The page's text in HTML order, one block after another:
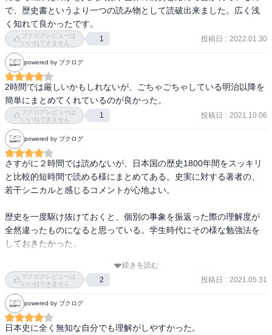
で、歴史書というより一つの読み物として読破出来ました。広く浅
く知れて良かったです。
ブクログレビューは
いいねできません
1 投稿日 : 2022.01.30
powered by ブクログ
2時間では厳しいかもしれないが、ごちゃごちゃしている明治以降を
簡単にまとめてくれているのが良かった。
ブクログレビューは
いいねできません
1 投稿日 : 2021.10.06
powered by ブクログ
さすがに２時間では読めないが、日本国の歴史1800年間をスッキリ
と比較的短時間で読める様にまとめてある。史実に対する著者の、
若干シニカルと感じるコメントが心地よい。
歴史を一度駆け抜けておくと、個別の事象を振返った際の理解度が
全然違ったものになると思っている。学生時代にその様な勉強法を
しておきたかった。
ちなみに自身で重要事項をノートにまとめてみたら35ページにな
り、結構な日数が掛かった。
続きを読む
ブクログレビューは
いいねできません
2 投稿日 : 2021.05.31
powered by ブクログ
日本史に全く無知な自分でも理解がしやすかった。